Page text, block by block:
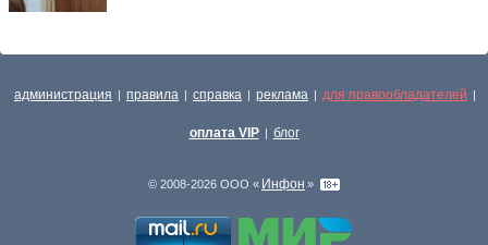
администрация | правила | справка | реклама | для правообладателей |
оплата VIP | блог
© 2008-2026 ООО « Инфон »